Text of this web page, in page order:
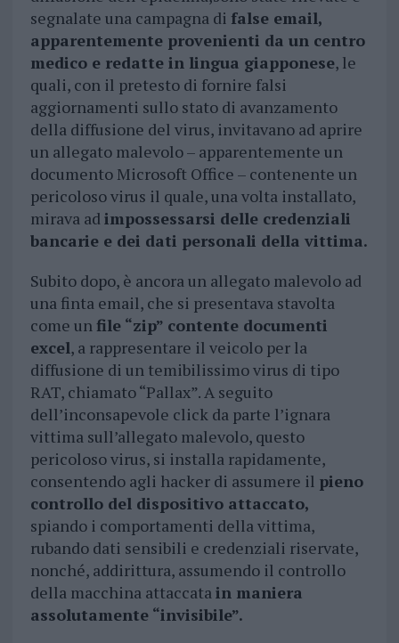
segnalate una campagna di false email,
apparentemente provenienti da un centro
medico e redatte in lingua giapponese, le
quali, con il pretesto di fornire falsi
aggiornamenti sullo stato di avanzamento
della diffusione del virus, invitavano ad aprire
un allegato malevolo – apparentemente un
documento Microsoft Office – contenente un
pericoloso virus il quale, una volta installato,
mirava adimpossessarsi delle credenziali
bancarie e dei dati personali della vittima.
Subito dopo, è ancora un allegato malevolo ad
una finta email, che si presentava stavolta
come unfile “zip” contente documenti
excel, a rappresentare il veicolo per la
diffusione di un temibilissimo virus di tipo
RAT, chiamato “Pallax”. A seguito
dell’inconsapevole click da parte l’ignara
vittima sull’allegato malevolo, questo
pericoloso virus, si installa rapidamente,
consentendo agli hacker di assumere il pieno
controllo del dispositivo attaccato,
spiando i comportamenti della vittima,
rubando dati sensibili e credenziali riservate,
nonché, addirittura, assumendo il controllo
della macchina attaccatain maniera
assolutamente “invisibile”.